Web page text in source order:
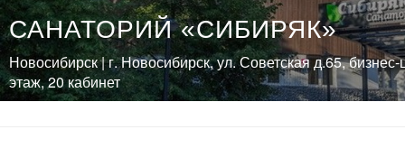
САНАТОРИЙ «СИБИРЯК»
Новосибирск | г. Новосибирск, ул. Советская д.65,
этаж, 20 кабинет